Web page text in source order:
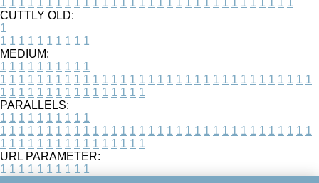
CUTTLY OLD:
1
1 1 1 1 1 1 1 1 1 1
MEDIUM:
1 1 1 1 1 1 1 1 1 1
1 1 1 1 1 1 1 1 1 1 1 1 1 1 1 1 1 1 1 1 1 1 1 1 1 1 1 1 1 1 1 1 1 1
1 1 1 1 1 1 1 1 1 1 1 1 1 1 1 1
PARALLELS:
1 1 1 1 1 1 1 1 1 1
1 1 1 1 1 1 1 1 1 1 1 1 1 1 1 1 1 1 1 1 1 1 1 1 1 1 1 1 1 1 1 1 1 1
1 1 1 1 1 1 1 1 1 1 1 1 1 1 1 1
URL PARAMETER:
1 1 1 1 1 1 1 1 1 1